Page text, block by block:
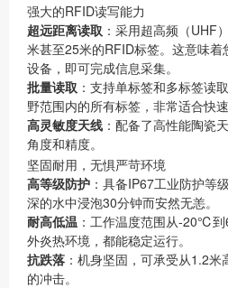
强大的RFID读写能力
超远距离读取 ：采用超高频（UHF
米甚至25米的RFID标签。这意味
设备，即可完成信息采集。
批量读取 ：支持单标签和多标签读
野范围内的所有标签，非常适合快
高灵敏度天线 ：配备了高性能陶瓷
角度和精度。
坚固耐用，无惧严苛环境
高等级防护 ：具备IP67工业防护等
深的水中浸泡30分钟而安然无恙。
耐高低温 ：工作温度范围从-20℃
外炎热环境，都能稳定运行。
抗跌落 ：机身坚固，可承受从1.2
的冲击。